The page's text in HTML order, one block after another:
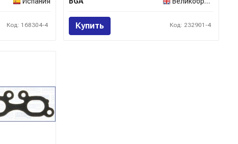
Код: 168304-4 Купить Код: 232901-4